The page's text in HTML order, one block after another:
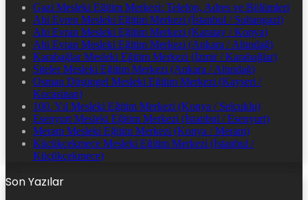
Gazi Mesleki Eğitim Merkezi: Telefon, Adres ve Bölümleri
Ahi Evren Mesleki Eğitim Merkezi (İstanbul / Sultangazi)
Ahi Evran Mesleki Eğitim Merkezi (Karatay / Konya)
Ahi Evran Mesleki Eğitim Merkezi (Ankara / Altındağ)
Karabağlar Mesleki Eğitim Merkezi (İzmir / Karabağlar)
Siteler Mesleki Eğitim Merkezi (Ankara / Altındağ)
Osman Düşüngel Mesleki Eğitim Merkezi (Kayseri /
Kocasinan)
100. Yıl Mesleki Eğitim Merkezi (Konya / Selçuklu)
Esenyurt Mesleki Eğitim Merkezi (İstanbul / Esenyurt)
Meram Mesleki Eğitim Merkezi (Konya / Meram)
Küçükçekmece Mesleki Eğitim Merkezi (İstanbul /
Küçükçekmece)
Son Yazılar